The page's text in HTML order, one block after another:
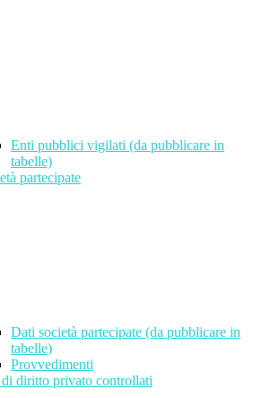
Enti pubblici vigilati (da pubblicare in
tabelle)
partecipate
Dati società partecipate (da pubblicare in
tabelle)
Provvedimenti
diritto privato controllati